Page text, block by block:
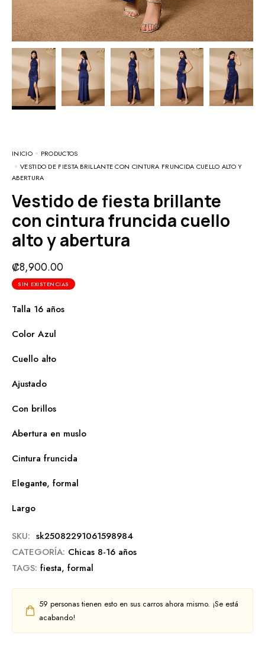
INICIO
PRODUCTOS
VESTIDO DE FIESTA BRILLANTE CON CINTURA FRUNCIDA CUELLO ALTO Y
ABERTURA
Vestido de fiesta brillante
con cintura fruncida cuello
alto y abertura
₡8,900.00
SIN EXISTENCIAS
Talla 16 años
Color Azul
Cuello alto
Ajustado
Con brillos
Abertura en muslo
Cintura fruncida
Elegante, formal
Largo
SKU: sk25082291061598984
CATEGORÍA: Chicas 8-16 años
TAGS: fiesta, formal
59 personas tienen esto en sus carros ahora mismo. ¡Se está
acabando!